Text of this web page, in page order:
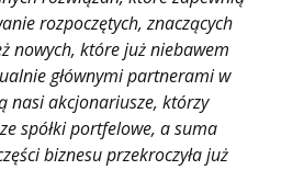
rozpoczętych, znaczących
nowych, które już niebawem
głównymi partnerami w
nasi akcjonariusze, którzy
spółki portfelowe, a suma
biznesu przekroczyła już